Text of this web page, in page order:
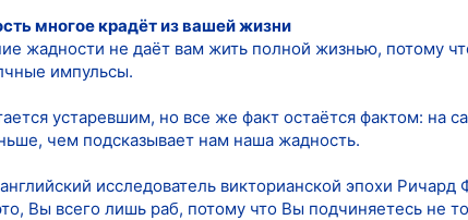
многое крадёт из вашей жизни
жадности не даёт вам жить полной жизнью, потому
импульсы.
устаревшим, но все же факт остаётся фактом:
чем подсказывает нам наша жадность.
исследователь викторианской эпохи
Вы всего лишь раб, потому что Вы подчиняетесь не